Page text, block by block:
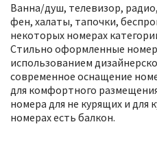
Ванна/душ, телевизор,
фен, халаты, тапочки,
некоторых номерах
Стильно оформленные
использованием
современное оснащение
для комфортного
номера для не курящих и для
номерах есть балкон.